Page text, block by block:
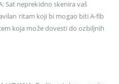
Sat neprekidno skenira vaš
ritam koji bi mogao biti A-fib
koja može dovesti do ozbiljnih